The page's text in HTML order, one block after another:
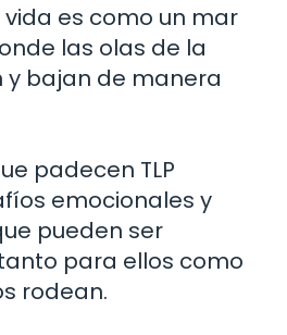
es como un mar
las olas de la
y bajan de manera
padecen TLP
emocionales y
pueden ser
para ellos como
rodean.